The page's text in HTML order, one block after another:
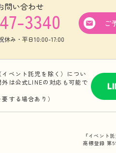
問い合わせ
3340
休み・平日10:00-17:00
ご
ベント託児を除く）につい
外は公式LINEの対応も可能で
要する場合あり）
『イベント
商標登録 第